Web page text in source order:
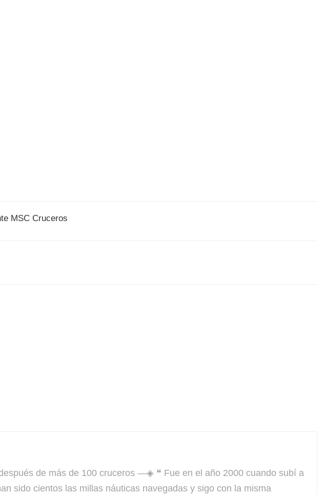
MSC Cruceros
de más de 100 cruceros —◈ ❝ Fue en el año 2000 cuando subí a
sido cientos las millas náuticas navegadas y sigo con la misma